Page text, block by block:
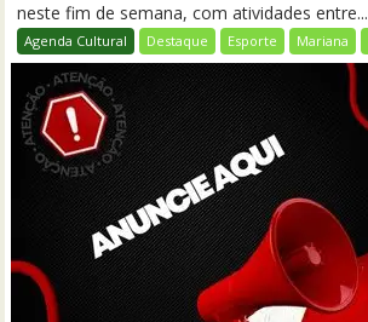
neste fim de semana, com atividades entre...
Agenda Cultural Destaque Esporte Mariana